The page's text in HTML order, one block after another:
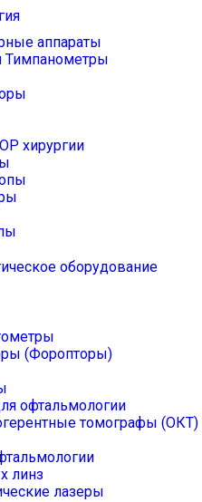
аппараты
Тимпанометры
хирургии
оборудование
(Форопторы)
офтальмологии
томографы (ОКТ)
линз
лазеры